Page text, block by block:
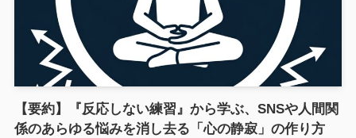
【要約】『反応しない練習』から学ぶ、SNSや人間関
係のあらゆる悩みを消し去る「心の静寂」の作り方